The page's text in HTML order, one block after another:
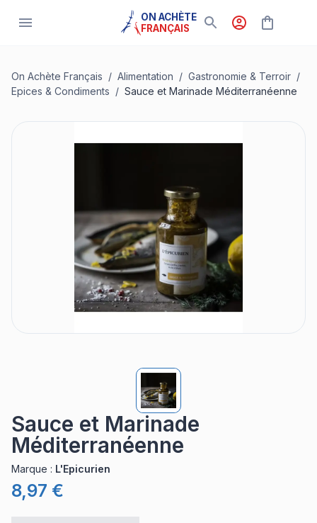
ON ACHÈTE
FRANÇAIS
On Achète Français / Alimentation / Gastronomie & Terroir /
Epices & Condiments / Sauce et Marinade Méditerranéenne
Sauce et Marinade
Méditerranéenne
Marque : L'Epicurien
8,97 €